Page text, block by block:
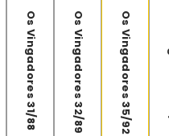
Os Vingadores 31/88 Os Vingadores 32/89 Os Vingadores 35/92